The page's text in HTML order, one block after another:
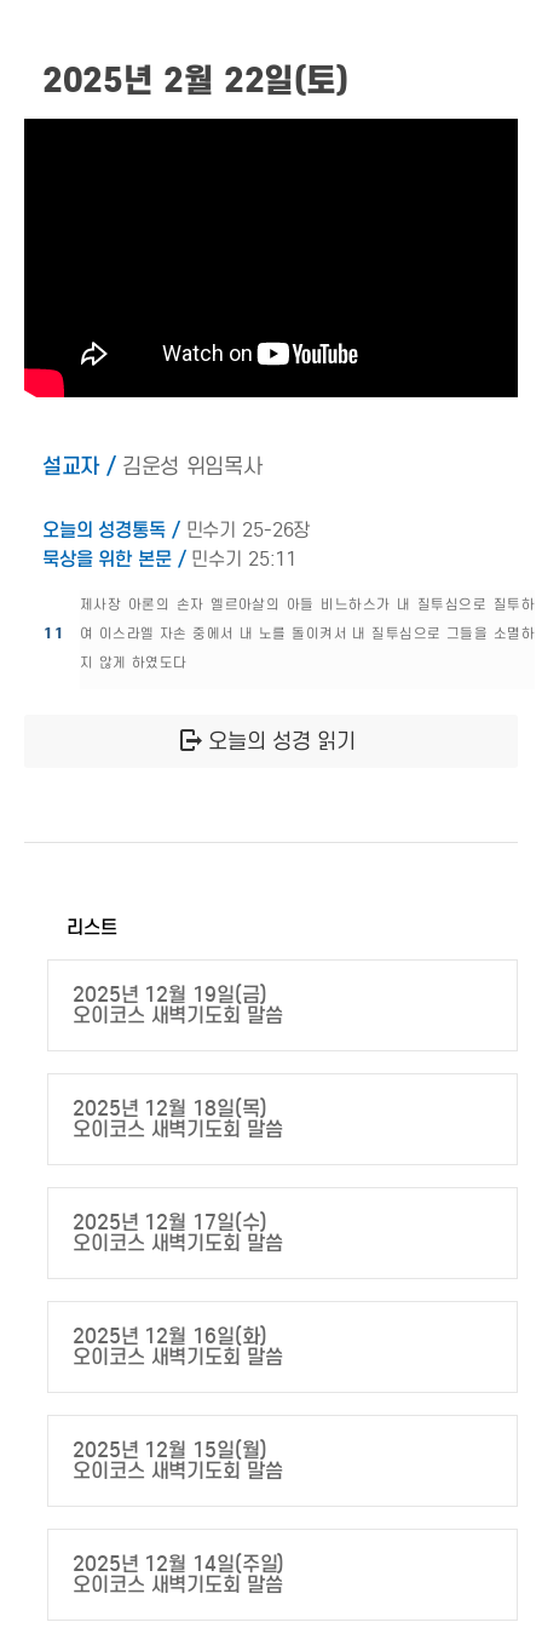
2025년 2월 22일(토)
설교자 /김운성 위임목사
오늘의 성경통독 /민수기 25-26장
묵상을 위한 본문 /민수기 25:11
11
제사장 아론의 손자 엘르아살의 아들 비느하스가 내 질투심으로 질투하
여 이스라엘 자손 중에서 내 노를 돌이켜서 내 질투심으로 그들을 소멸하
지 않게 하였도다
오늘의 성경 읽기
리스트
2025년 12월 19일(금)
오이코스 새벽기도회 말씀
2025년 12월 18일(목)
오이코스 새벽기도회 말씀
2025년 12월 17일(수)
오이코스 새벽기도회 말씀
2025년 12월 16일(화)
오이코스 새벽기도회 말씀
2025년 12월 15일(월)
오이코스 새벽기도회 말씀
2025년 12월 14일(주일)
오이코스 새벽기도회 말씀